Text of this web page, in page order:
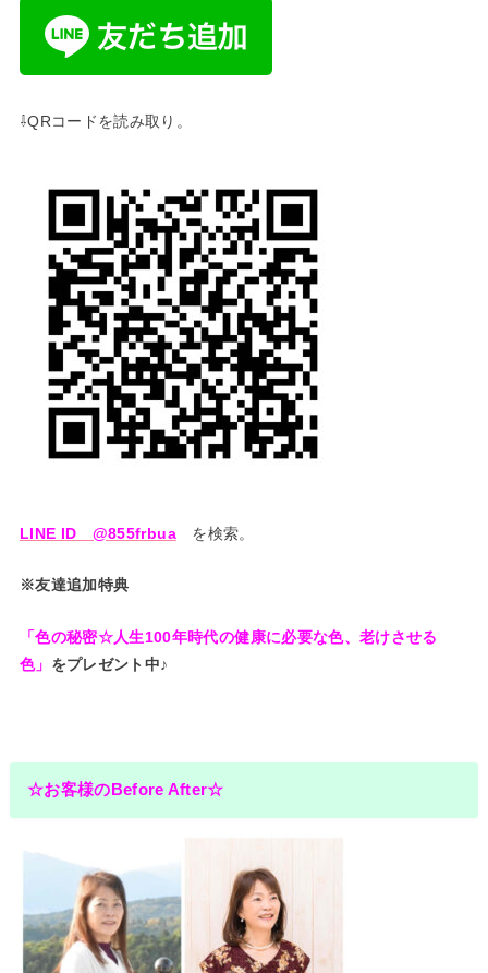
⇩QRコードを読み取り。
LINE ID @855frbuaを検索。
※友達追加特典
「色の秘密☆人生100年時代の健康に必要な色、老けさせる
色」 をプレゼント中♪
☆お客様のBefore After☆